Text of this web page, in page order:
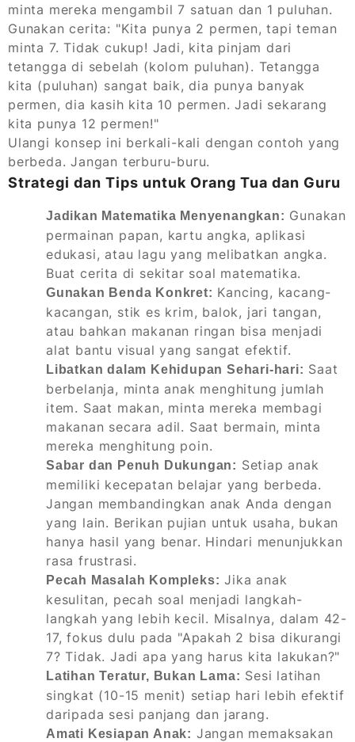
minta mereka mengambil 7 satuan dan 1 puluhan.
Gunakan cerita: "Kita punya 2 permen, tapi teman
minta 7. Tidak cukup! Jadi, kita pinjam dari
tetangga di sebelah (kolom puluhan). Tetangga
kita (puluhan) sangat baik, dia punya banyak
permen, dia kasih kita 10 permen. Jadi sekarang
kita punya 12 permen!"
Ulangi konsep ini berkali-kali dengan contoh yang
berbeda. Jangan terburu-buru.
Strategi dan Tips untuk Orang Tua dan Guru
Jadikan Matematika Menyenangkan: Gunakan
permainan papan, kartu angka, aplikasi
edukasi, atau lagu yang melibatkan angka.
Buat cerita di sekitar soal matematika.
Gunakan Benda Konkret: Kancing, kacang-
kacangan, stik es krim, balok, jari tangan,
atau bahkan makanan ringan bisa menjadi
alat bantu visual yang sangat efektif.
Libatkan dalam Kehidupan Sehari-hari: Saat
berbelanja, minta anak menghitung jumlah
item. Saat makan, minta mereka membagi
makanan secara adil. Saat bermain, minta
mereka menghitung poin.
Sabar dan Penuh Dukungan: Setiap anak
memiliki kecepatan belajar yang berbeda.
Jangan membandingkan anak Anda dengan
yang lain. Berikan pujian untuk usaha, bukan
hanya hasil yang benar. Hindari menunjukkan
rasa frustrasi.
Pecah Masalah Kompleks: Jika anak
kesulitan, pecah soal menjadi langkah-
langkah yang lebih kecil. Misalnya, dalam 42-
17, fokus dulu pada "Apakah 2 bisa dikurangi
7? Tidak. Jadi apa yang harus kita lakukan?"
Latihan Teratur, Bukan Lama: Sesi latihan
singkat (10-15 menit) setiap hari lebih efektif
daripada sesi panjang dan jarang.
Amati Kesiapan Anak: Jangan memaksakan